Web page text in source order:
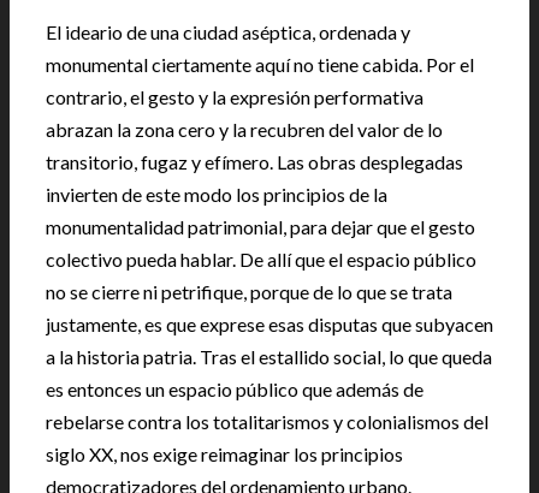
El ideario de una ciudad aséptica, ordenada y
monumental ciertamente aquí no tiene cabida. Por el
contrario, el gesto y la expresión performativa
abrazan la zona cero y la recubren del valor de lo
transitorio, fugaz y efímero. Las obras desplegadas
invierten de este modo los principios de la
monumentalidad patrimonial, para dejar que el gesto
colectivo pueda hablar. De allí que el espacio público
no se cierre ni petrifique, porque de lo que se trata
justamente, es que exprese esas disputas que subyacen
a la historia patria. Tras el estallido social, lo que queda
es entonces un espacio público que además de
rebelarse contra los totalitarismos y colonialismos del
siglo XX, nos exige reimaginar los principios
democratizadores del ordenamiento urbano.